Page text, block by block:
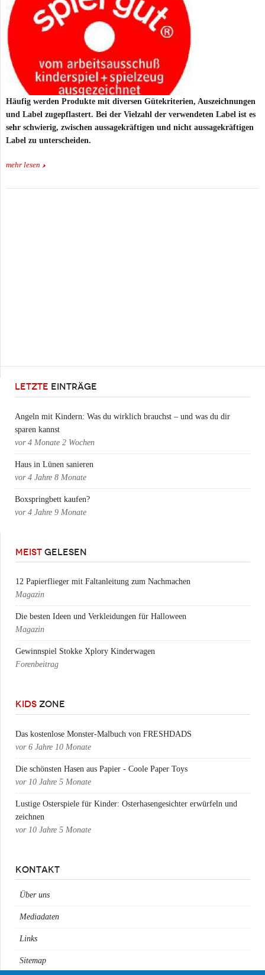
Häufig werden Produkte mit diversen Gütekriterien, Auszeichnungen
und Label zugepflastert. Bei der Vielzahl der verwendeten Label ist es
sehr schwierig, zwischen aussagekräftigen und nicht aussagekräftigen
Label zu unterscheiden.
mehr lesen
LETZTE EINTRÄGE
Angeln mit Kindern: Was du wirklich brauchst – und was du dir
sparen kannst
vor 4 Monate 2 Wochen
Haus in Lünen sanieren
vor 4 Jahre 8 Monate
Boxspringbett kaufen?
vor 4 Jahre 9 Monate
MEIST GELESEN
12 Papierflieger mit Faltanleitung zum Nachmachen
Magazin
Die besten Ideen und Verkleidungen für Halloween
Magazin
Gewinnspiel Stokke Xplory Kinderwagen
Forenbeitrag
KIDS ZONE
Das kostenlose Monster-Malbuch von FRESHDADS
vor 6 Jahre 10 Monate
Die schönsten Hasen aus Papier - Coole Paper Toys
vor 10 Jahre 5 Monate
Lustige Osterspiele für Kinder: Osterhasengesichter erwürfeln und
zeichnen
vor 10 Jahre 5 Monate
KONTAKT
Über uns
Mediadaten
Links
Sitemap